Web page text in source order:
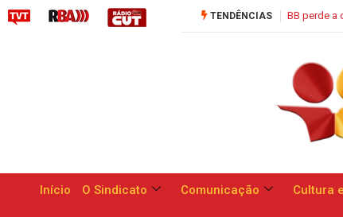
TENDÊNCIAS
BB perde a oportunidade de apresentar respostas às reivindicações
Início O Sindicato Comunicação Cultura